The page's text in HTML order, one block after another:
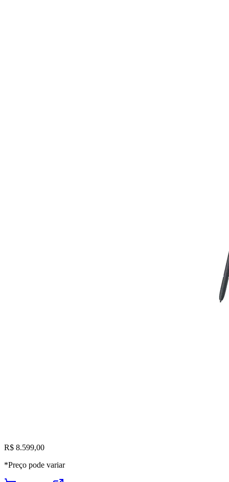
R$ 8.599,00
*Preço pode variar